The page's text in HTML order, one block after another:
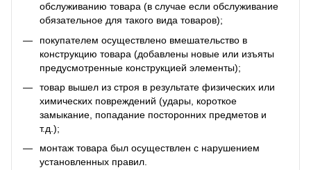
обслуживанию товара (в случае если обслуживание
обязательное для такого вида товаров);
покупателем осуществлено вмешательство в
конструкцию товара (добавлены новые или изъяты
предусмотренные конструкцией элементы);
товар вышел из строя в результате физических или
химических повреждений (удары, короткое
замыкание, попадание посторонних предметов и
т.д.);
монтаж товара был осуществлен с нарушением
установленных правил.